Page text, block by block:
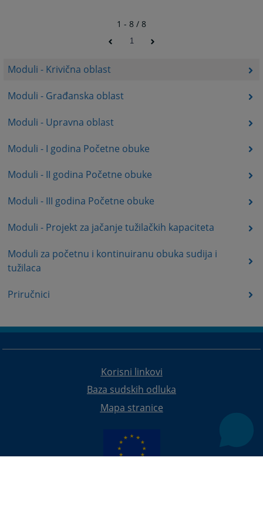
Moduli - Krivična oblast
Moduli - Građanska oblast
Moduli - Upravna oblast
Moduli - I godina Početne obuke
Moduli - II godina Početne obuke
Moduli - III godina Početne obuke
Moduli - Projekt za jačanje tužilačkih kapaciteta
Moduli za početnu i kontinuiranu obuka sudija i
tužilaca
Priručnici
1 - 8 / 8
1
Korisni linkovi
Baza sudskih odluka
Mapa stranice